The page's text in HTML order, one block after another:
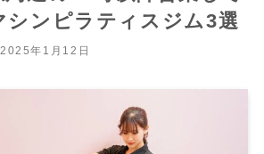
シンピラティスジム3選
2025年1月12日